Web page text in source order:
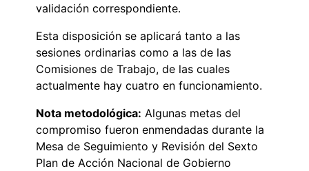
validación correspondiente.
Esta disposición se aplicará tanto a las
sesiones ordinarias como a las de las
Comisiones de Trabajo, de las cuales
actualmente hay cuatro en funcionamiento.
Nota metodológica: Algunas metas del
compromiso fueron enmendadas durante la
Mesa de Seguimiento y Revisión del Sexto
Plan de Acción Nacional de Gobierno